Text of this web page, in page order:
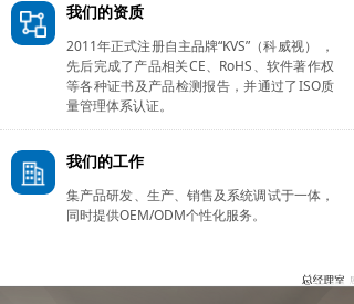
我们的资质
2011年正式注册自主品牌“KVS”（科威视） ，
先后完成了产品相关CE、RoHS、软件著作权
等各种证书及产品检测报告，并通过了ISO质
量管理体系认证。
我们的工作
集产品研发、生产、销售及系统调试于一体，
同时提供OEM/ODM个性化服务。